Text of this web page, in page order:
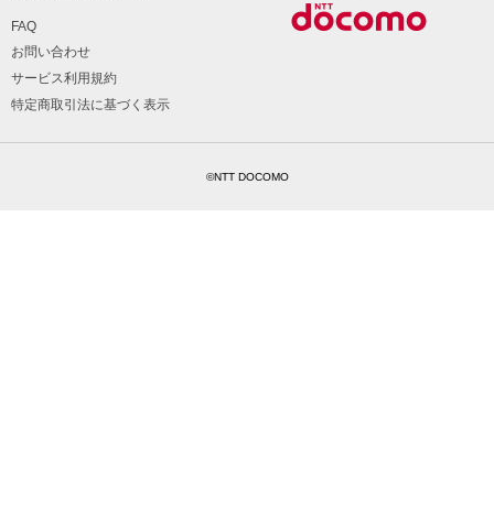
FAQ
お問い合わせ
サービス利用規約
特定商取引法に基づく表示
©NTT DOCOMO